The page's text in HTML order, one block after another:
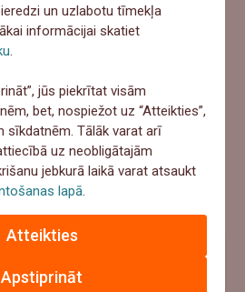
skatuves.
ierakstos:Swedbank
skatuve – Sarunu
negadījums un pēkšņi
eur, ko tu darītu?
un uzlabotu tīmekļa
informācijai skatiet
.
jūs piekrītat visām
bet, nospiežot uz “Atteikties”,
sīkdatnēm. Tālāk varat arī
uz neobligātajām
jebkurā laikā varat atsaukt
lapā.
Apstiprināt
Atteikties